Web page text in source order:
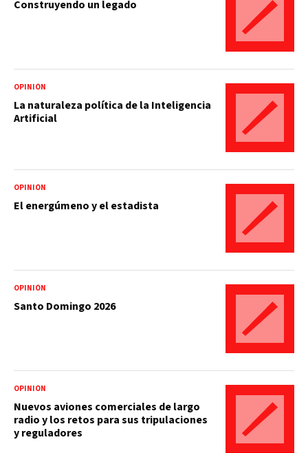
Construyendo un legado
OPINIÓN
La naturaleza política de la Inteligencia
Artificial
OPINIÓN
El energúmeno y el estadista
OPINIÓN
Santo Domingo 2026
OPINIÓN
Nuevos aviones comerciales de largo
radio y los retos para sus tripulaciones
y reguladores